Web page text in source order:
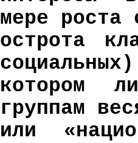
мере роста
острота
котором
группам
или